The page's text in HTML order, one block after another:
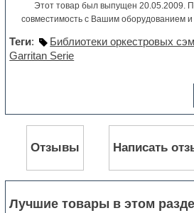
Этот товар был выпущен 20.05.2009.
совместимость с Вашим оборудованием
Теги: Библиотеки оркестровых
Garritan Serie
Отзывы Написать
Лучшие товары в этом